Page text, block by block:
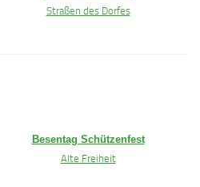
Straßen des Dorfes
Besentag Schützenfest
Alte Freiheit